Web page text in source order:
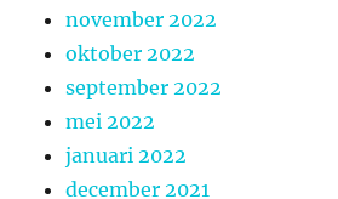
november 2022
oktober 2022
september 2022
mei 2022
januari 2022
december 2021